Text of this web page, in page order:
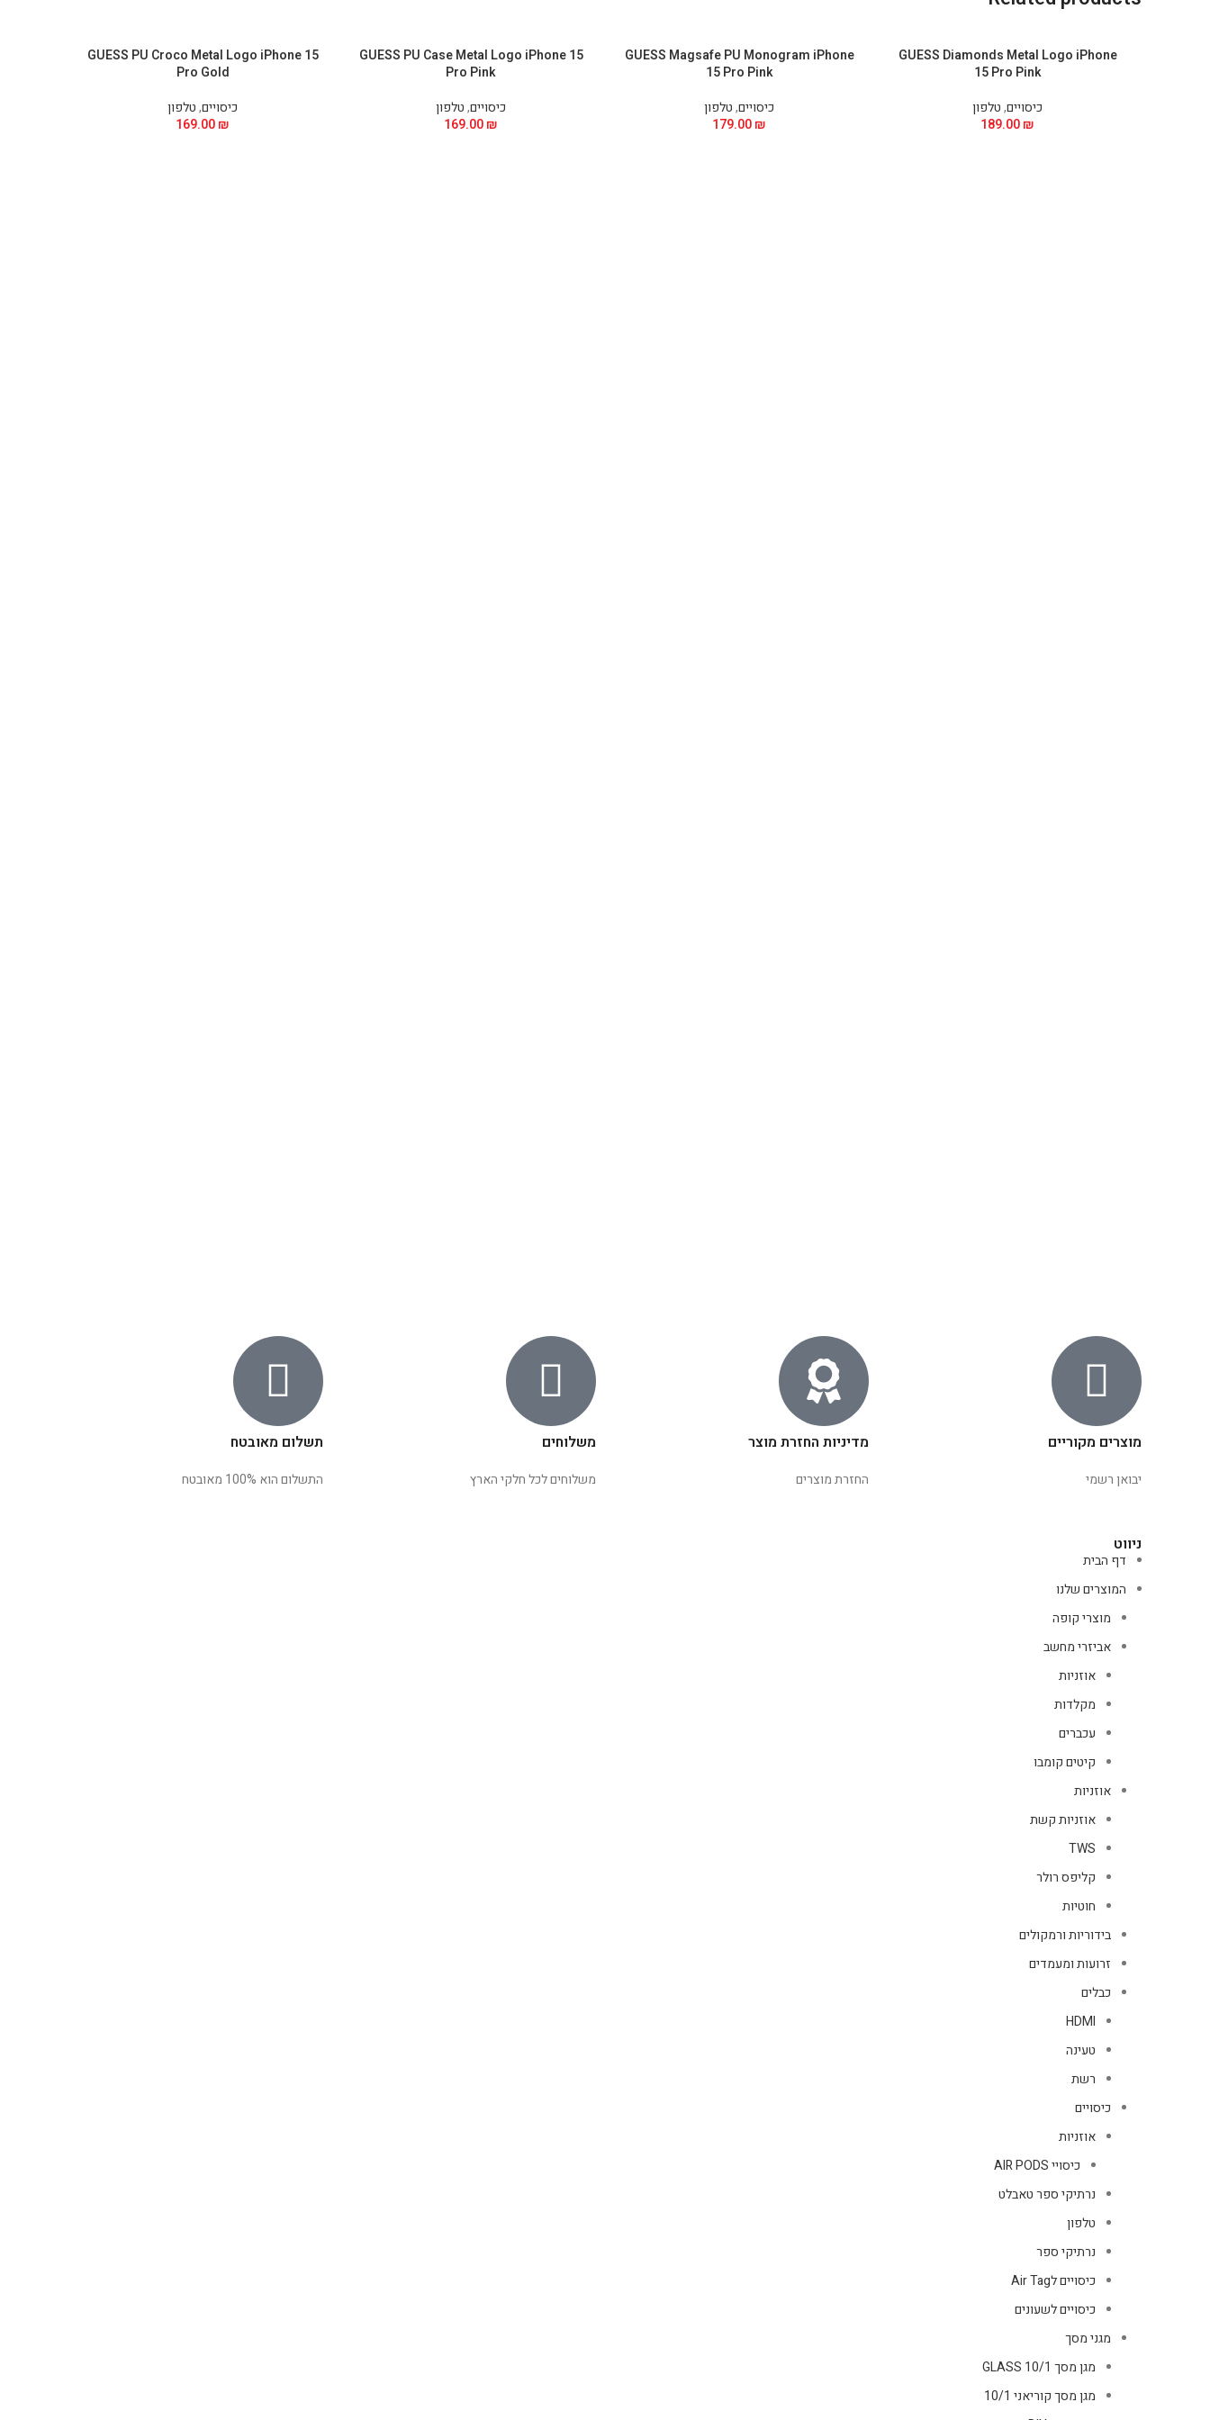
GUESS Diamonds Metal Logo iPhone
15 Pro Pink
כיסויים,טלפון
189.00₪
GUESS Magsafe PU Monogram iPhone
15 Pro Pink
כיסויים,טלפון
179.00₪
GUESS PU Case Metal Logo iPhone 15
Pro Pink
כיסויים,טלפון
169.00₪
GUESS PU Croco Metal Logo iPhone 15
Pro Gold
כיסויים,טלפון
169.00₪
מוצרים מקוריים
יבואן רשמי
מדיניות החזרת מוצר
החזרת מוצרים
משלוחים
משלוחים לכל חלקי הארץ
תשלום מאובטח
התשלום הוא 100% מאובטח
ניווט
דף הבית
המוצרים שלנו
מוצרי קופה
אביזרי מחשב
אוזניות
מקלדות
עכברים
קיטים קומבו
אוזניות
אוזניות קשת
TWS
קליפס רולר
חוטיות
בידוריות ורמקולים
זרועות ומעמדים
כבלים
HDMI
טעינה
רשת
כיסויים
אוזניות
כיסויי AIR PODS
נרתיקי ספר טאבלט
טלפון
נרתיקי ספר
כיסויים לAir Tag
כיסויים לשעונים
מגני מסך
מגן מסך GLASS 10/1
מגן מסך קוריאני 10/1